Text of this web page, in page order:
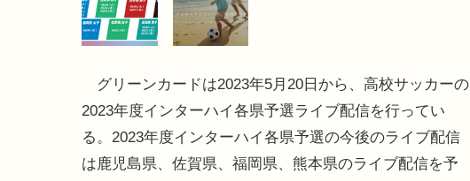
グリーンカードは2023年5月20日から、高校サッカーの
2023年度インターハイ各県予選ライブ配信を行ってい
る。2023年度インターハイ各県予選の今後のライブ配信
は鹿児島県、佐賀県、福岡県、熊本県のライブ配信を予